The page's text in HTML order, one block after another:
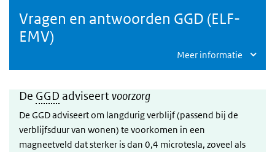
Vragen en antwoorden GGD (ELF-
EMV)
Meer informatie
De GGD adviseertvoorzorg
De GGD adviseert om langdurig verblijf (passend bij de
verblijfsduur van wonen) te voorkomen in een
magneetveld dat sterker is dan 0,4 microtesla, zoveel als